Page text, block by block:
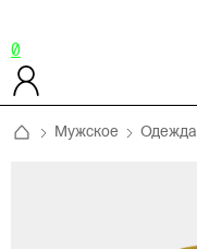
0
Мужское Одежда